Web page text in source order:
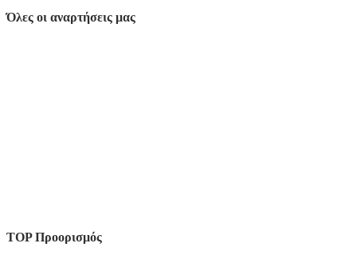
Όλες οι αναρτήσεις μας
TOP Προορισμός